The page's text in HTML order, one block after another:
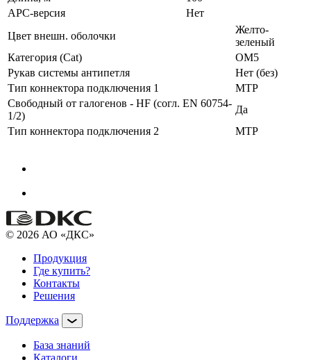
APC-версия
Нет
Цвет внешн. оболочки
Желто-
зеленый
Категория (Cat)
ОМ5
Рукав системы антипетля
Нет (без)
Тип коннектора подключения 1
MTP
Свободный от галогенов - HF (согл. EN 60754-
1/2)
Да
Тип коннектора подключения 2
MTP
© 2026 АО «ДКС»
Продукция
Где купить?
Контакты
Решения
Поддержка
База знаний